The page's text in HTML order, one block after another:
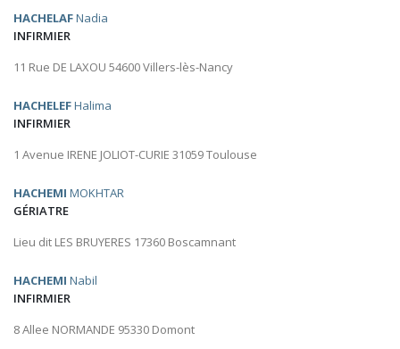
HACHELAFNadia
INFIRMIER
11 Rue DE LAXOU 54600 Villers-lès-Nancy
HACHELEFHalima
INFIRMIER
1 Avenue IRENE JOLIOT-CURIE 31059 Toulouse
HACHEMI MOKHTAR
GÉRIATRE
Lieu dit LES BRUYERES 17360 Boscamnant
HACHEMI Nabil
INFIRMIER
8 Allee NORMANDE 95330 Domont